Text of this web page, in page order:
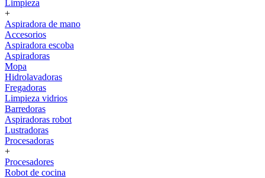
Limpieza
+
Aspiradora de mano
Accesorios
Aspiradora escoba
Aspiradoras
Mopa
Hidrolavadoras
Fregadoras
Limpieza vidrios
Barredoras
Aspiradoras robot
Lustradoras
Procesadoras
+
Procesadores
Robot de cocina